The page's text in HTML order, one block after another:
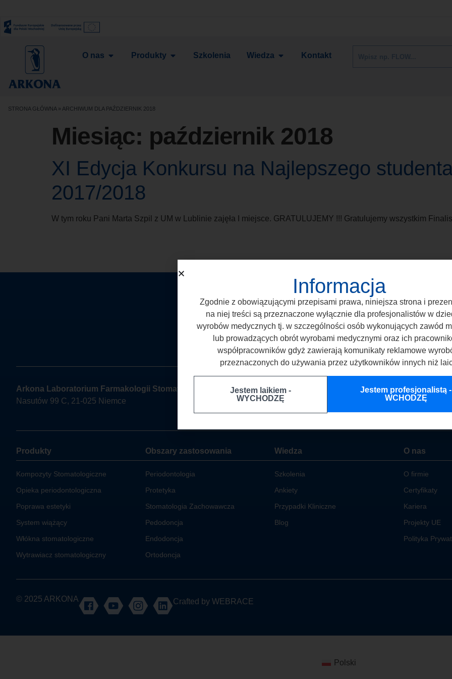
O nas Produkty Szkolenia Wiedza Kontakt
STRONA GŁÓWNA» ARCHIWUM DLA PAŹDZIERNIK 2018
Miesiąc: październik 2018
XI Edycja Konkursu na Najlepszego
2017/2018
W tym roku Pani Marta Szpil z UM w Lublinie zajęła I miejsce. GRATULUJEMY !!! Gratulujemy wszystkim
Arkona Laboratorium Farmakologii Stomatologicznej
Nasutów 99 C, 21-025 Niemce
T:+48 887 883 005 E:
Produkty
Kompozyty Stomatologiczne
Opieka periodontologiczna
Poprawa estetyki
System wiążący
Włókna stomatologiczne
Wytrawiacz stomatologiczny
Obszary zastosowania
Periodontologia
Protetyka
Stomatologia Zachowawcza
Pedodoncja
Endodoncja
Ortodoncja
Wiedza
Szkolenia
Ankiety
Przypadki Kliniczne
Blog
O nas
O firmie
Certyfikaty
Kariera
Projekty UE
Polityka
© 2025 ARKONA Crafted by WEBRACE
Polski
Informacja
Zgodnie z obowiązującymi przepisami prawa, niniejsza strona i
na niej treści są przeznaczone wyłącznie dla profesjonalistów w
wyrobów medycznych tj. w szczególności osób wykonujących zawód
lub prowadzących obrót wyrobami medycznymi oraz ich
współpracowników gdyż zawierają komunikaty reklamowe
przeznaczonych do używania przez użytkowników innych niż
Jestem laikiem -
WYCHODZĘ
Jestem profesjonalistą -
WCHODZĘ